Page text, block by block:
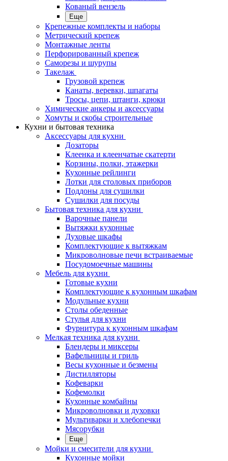
Кованый вензель
Еще
Крепежные комплекты и наборы
Метрический крепеж
Монтажные ленты
Перфорированный крепеж
Саморезы и шурупы
Такелаж
Грузовой крепеж
Канаты, веревки, шпагаты
Тросы, цепи, штанги, крюки
Химические анкеры и аксессуары
Хомуты и скобы строительные
Кухни и бытовая техника
Аксессуары для кухни
Дозаторы
Клеенка и клеенчатые скатерти
Корзины, полки, этажерки
Кухонные рейлинги
Лотки для столовых приборов
Поддоны для сушилки
Сушилки для посуды
Бытовая техника для кухни
Варочные панели
Вытяжки кухонные
Духовые шкафы
Комплектующие к вытяжкам
Микроволновые печи встраиваемые
Посудомоечные машины
Мебель для кухни
Готовые кухни
Комплектующие к кухонным шкафам
Модульные кухни
Столы обеденные
Стулья для кухни
Фурнитура к кухонным шкафам
Мелкая техника для кухни
Блендеры и миксеры
Вафельницы и гриль
Весы кухонные и безмены
Дистилляторы
Кофеварки
Кофемолки
Кухонные комбайны
Микроволновки и духовки
Мультиварки и хлебопечки
Мясорубки
Еще
Мойки и смесители для кухни
Кухонные мойки